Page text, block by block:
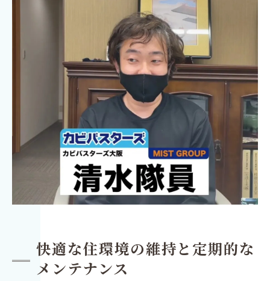
快適な住環境の維持と定期的な
メンテナンス